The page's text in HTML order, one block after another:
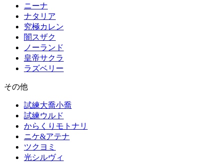
ニーナ
ナタリア
究極カレン
闇スザク
ノーランド
皇帝サクラ
ラズベリー
その他
試練大喬小喬
試練ウルド
からくりモトナリ
ニケ&アテナ
ツクヨミ
光シルヴィ